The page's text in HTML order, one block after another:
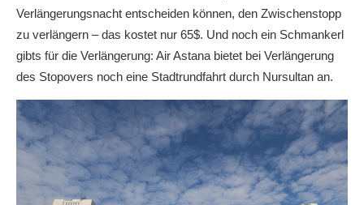
Verlängerungsnacht entscheiden können, den Zwischenstopp
zu verlängern – das kostet nur 65$. Und noch ein Schmankerl
gibts für die Verlängerung: Air Astana bietet bei Verlängerung
des Stopovers noch eine Stadtrundfahrt durch Nursultan an.